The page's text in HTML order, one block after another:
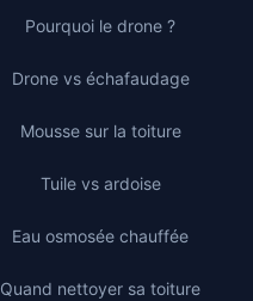
Pourquoi le drone ?
Drone vs échafaudage
Mousse sur la toiture
Tuile vs ardoise
Eau osmosée chauffée
Quand nettoyer sa toiture